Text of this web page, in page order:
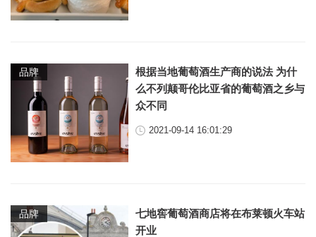
品牌
根据当地葡萄酒生产商的说法 为什
么不列颠哥伦比亚省的葡萄酒之乡与
众不同
2021-09-14 16:01:29
品牌
七地窖葡萄酒商店将在布莱顿火车站
开业